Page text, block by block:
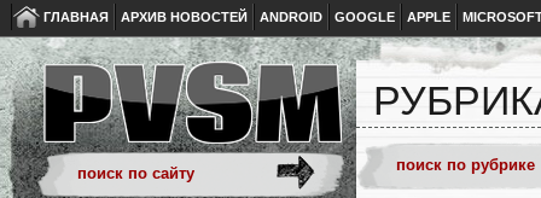
ГЛАВНАЯ АРХИВ НОВОСТЕЙ ANDROID GOOGLE APPLE